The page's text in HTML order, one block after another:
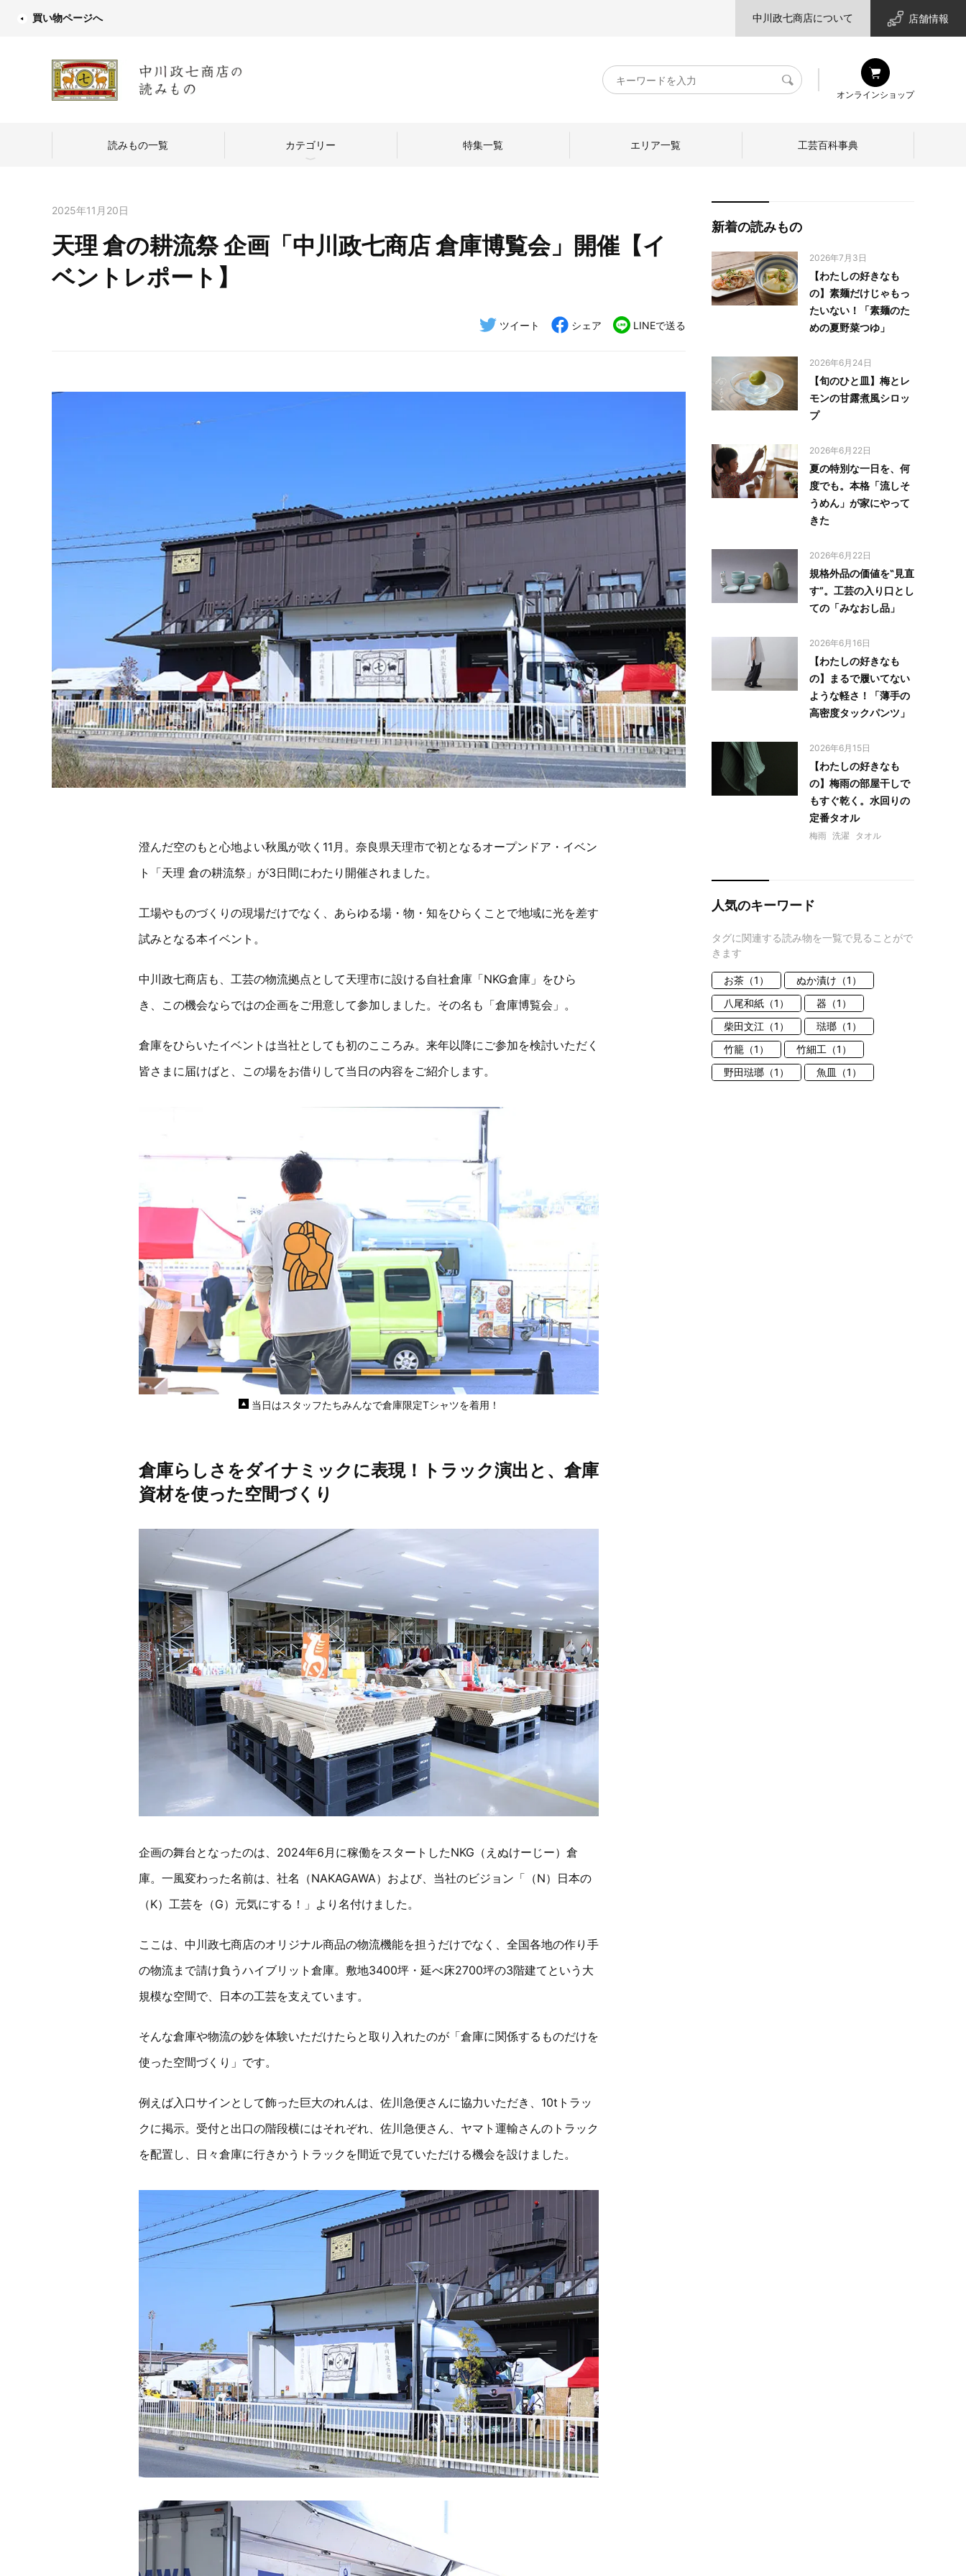
買い物ページへ 中川政七商店について 店舗情報
キ
ー
検
オンラインショップ
読みもの一覧 カテゴリー
中川政七商店のものづくり 日本の暮らし 中川政七商店のひと
特集一覧 エリア一覧 工芸百科事典
2025年11月20日
天理 倉の耕流祭 企画「中川政七商店 倉庫博覧会」開催【イ
ベントレポート】
ツイート シェア LINEで送る
澄んだ空のもと心地よい秋風が吹く11月。奈良県天理市で初となるオープンドア・イベン
ト「天理 倉の耕流祭」が3日間にわたり開催されました。
工場やものづくりの現場だけでなく、あらゆる場・物・知をひらくことで地域に光を差す
試みとなる本イベント。
中川政七商店も、工芸の物流拠点として天理市に設ける自社倉庫「NKG倉庫」をひら
き、この機会ならではの企画をご用意して参加しました。その名も「倉庫博覧会」。
倉庫をひらいたイベントは当社としても初のこころみ。来年以降にご参加を検討いただく
皆さまに届けばと、この場をお借りして当日の内容をご紹介します。
当日はスタッフたちみんなで倉庫限定Tシャツを着用！
倉庫らしさをダイナミックに表現！トラック演出と、倉庫
資材を使った空間づくり
企画の舞台となったのは、2024年6月に稼働をスタートしたNKG（えぬけーじー）倉
庫。一風変わった名前は、社名（NAKAGAWA）および、当社のビジョン「（N）日本の
（K）工芸を（G）元気にする！」より名付けました。
ここは、中川政七商店のオリジナル商品の物流機能を担うだけでなく、全国各地の作り手
の物流まで請け負うハイブリット倉庫。敷地3400坪・延べ床2700坪の3階建てという大
規模な空間で、日本の工芸を支えています。
そんな倉庫や物流の妙を体験いただけたらと取り入れたのが「倉庫に関係するものだけを
使った空間づくり」です。
例えば入口サインとして飾った巨大のれんは、佐川急便さんに協力いただき、10tトラッ
クに掲示。受付と出口の階段横にはそれぞれ、佐川急便さん、ヤマト運輸さんのトラック
を配置し、日々倉庫に行きかうトラックを間近で見ていただける機会を設けました。
新着の読みもの
2026年7月3日
【わたしの好きなも
の】素麺だけじゃもっ
たいない！「素麺のた
めの夏野菜つゆ」
2026年6月24日
【旬のひと皿】梅とレ
モンの甘露煮風シロッ
プ
2026年6月22日
夏の特別な一日を、何
度でも。本格「流しそ
うめん」が家にやって
きた
2026年6月22日
規格外品の価値を‟見直
す”。工芸の入り口とし
ての「みなおし品」
2026年6月16日
【わたしの好きなも
の】まるで履いてない
ような軽さ！「薄手の
高密度タックパンツ」
2026年6月15日
【わたしの好きなも
の】梅雨の部屋干しで
もすぐ乾く。水回りの
定番タオル
梅雨 洗濯 タオル
人気のキーワード
タグに関連する読み物を一覧で見ることがで
きます
お茶（1）
ぬか漬け（1）
八尾和紙（1）
器（1）
柴田文江（1）
琺瑯（1）
竹籠（1）
竹細工（1）
野田琺瑯（1）
魚皿（1）